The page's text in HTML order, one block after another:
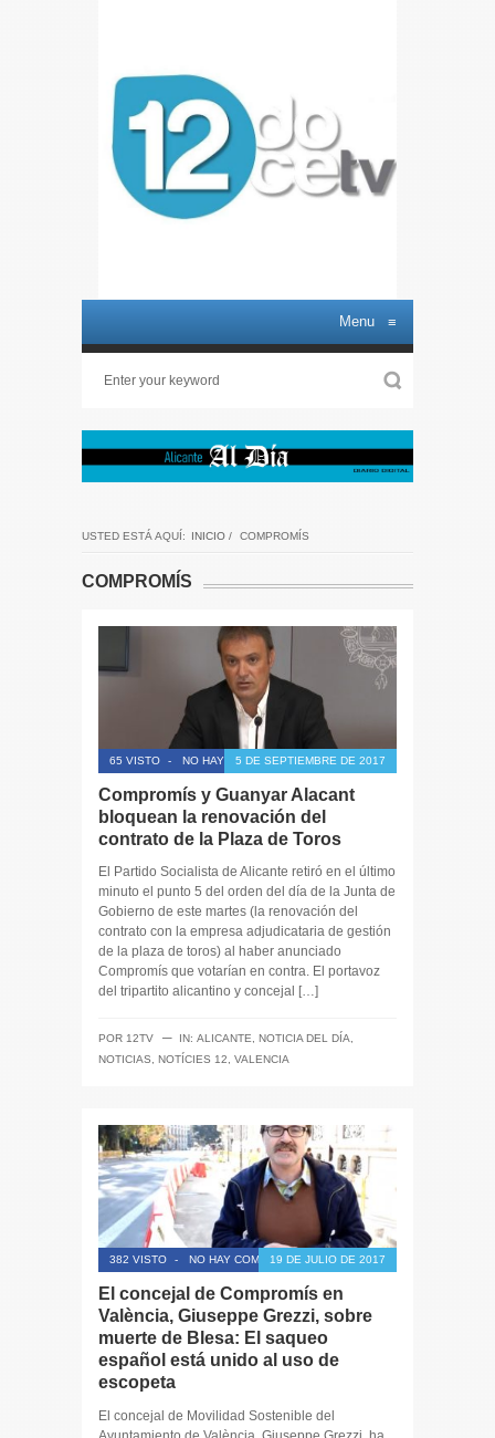
Menu ≡
USTED ESTÁ AQUÍ: INICIO / COMPROMÍS
COMPROMÍS
65 VISTO - NO HAY COMENTARIOS
5 DE SEPTIEMBRE DE 2017
Compromís y Guanyar Alacant
bloquean la renovación del
contrato de la Plaza de Toros
El Partido Socialista de Alicante retiró en el último
minuto el punto 5 del orden del día de la Junta de
Gobierno de este martes (la renovación del
contrato con la empresa adjudicataria de gestión
de la plaza de toros) al haber anunciado
Compromís que votarían en contra. El portavoz
del tripartito alicantino y concejal […]
POR 12TV ─ IN: ALICANTE, NOTICIA DEL DÍA,
NOTICIAS, NOTÍCIES 12, VALENCIA
382 VISTO - NO HAY COMENTARIOS19 DE JULIO DE 2017
El concejal de Compromís en
València, Giuseppe Grezzi, sobre
muerte de Blesa: El saqueo
español está unido al uso de
escopeta
El concejal de Movilidad Sostenible del